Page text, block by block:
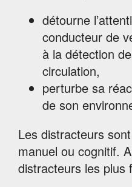
détourne
conducteur de
à la détection
circulation,
perturbe sa
de son
Les distracteurs
manuel ou cognitif.
distracteurs les plus